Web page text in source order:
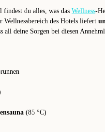
du alles, was das Wellness-
des Hotels liefert
all deine Sorgen bei diesen
(85 °C)